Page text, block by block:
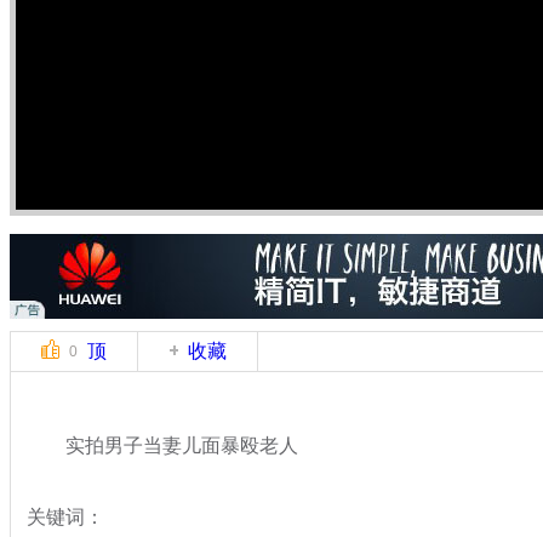
0 顶 收藏
实拍男子当妻儿面暴殴老人
关键词：